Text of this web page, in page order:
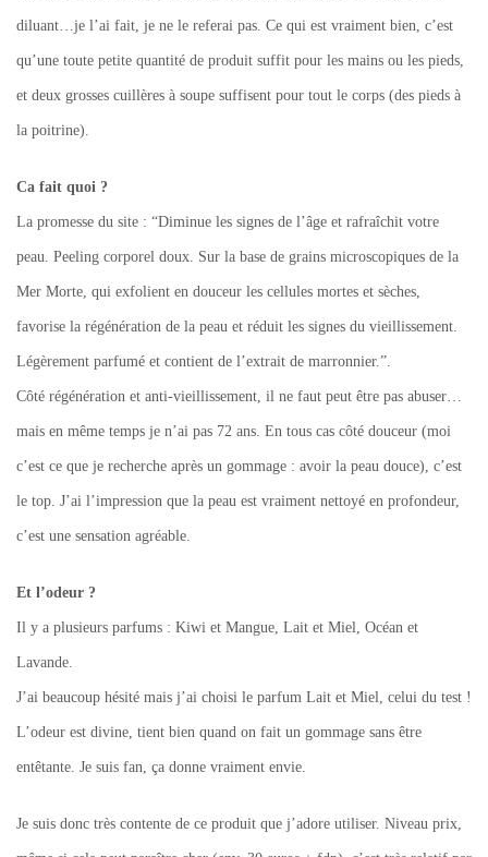
diluant…je l’ai fait, je ne le referai pas. Ce qui est vraiment bien, c’est
qu’une toute petite quantité de produit suffit pour les mains ou les pieds,
et deux grosses cuillères à soupe suffisent pour tout le corps (des pieds à
la poitrine).
Ca fait quoi ?
La promesse du site : “Diminue les signes de l’âge et rafraîchit votre
peau. Peeling corporel doux. Sur la base de grains microscopiques de la
Mer Morte, qui exfolient en douceur les cellules mortes et sèches,
favorise la régénération de la peau et réduit les signes du vieillissement.
Légèrement parfumé et contient de l’extrait de marronnier.”.
Côté régénération et anti-vieillissement, il ne faut peut être pas abuser…
mais en même temps je n’ai pas 72 ans. En tous cas côté douceur (moi
c’est ce que je recherche après un gommage : avoir la peau douce), c’est
le top. J’ai l’impression que la peau est vraiment nettoyé en profondeur,
c’est une sensation agréable.
Et l’odeur ?
Il y a plusieurs parfums : Kiwi et Mangue, Lait et Miel, Océan et
Lavande.
J’ai beaucoup hésité mais j’ai choisi le parfum Lait et Miel, celui du test !
L’odeur est divine, tient bien quand on fait un gommage sans être
entêtante. Je suis fan, ça donne vraiment envie.
Je suis donc très contente de ce produit que j’adore utiliser. Niveau prix,